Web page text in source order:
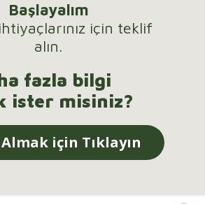
Başlayalım
için teklif
alın.
fazla bilgi
ister misiniz?
için Tıklayın